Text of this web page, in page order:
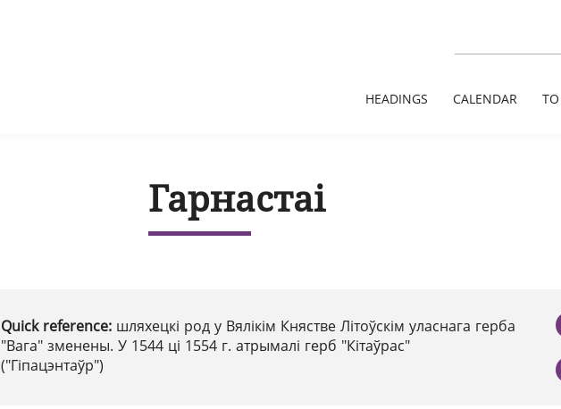
HEADINGS CALENDAR
Гарнастаі
Quick reference: шляхецкі род у Вялікім Княстве Літоўскім уласнага герба
"Вага" зменены. У 1544 ці 1554 г. атрымалі герб "Кітаўрас"
("Гіпацэнтаўр")